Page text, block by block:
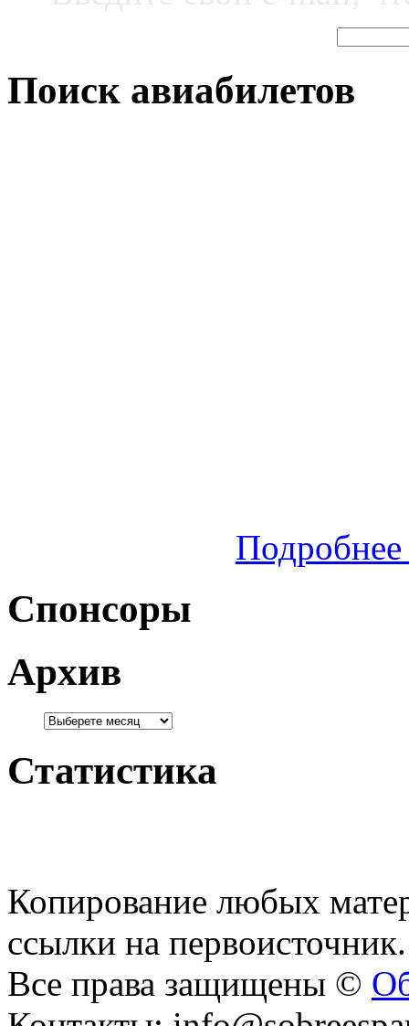
Поиск авиабилетов
Спонсоры
Архив
Статистика
Копирование любых
ссылки на первоисточник.
Все права защищены ©